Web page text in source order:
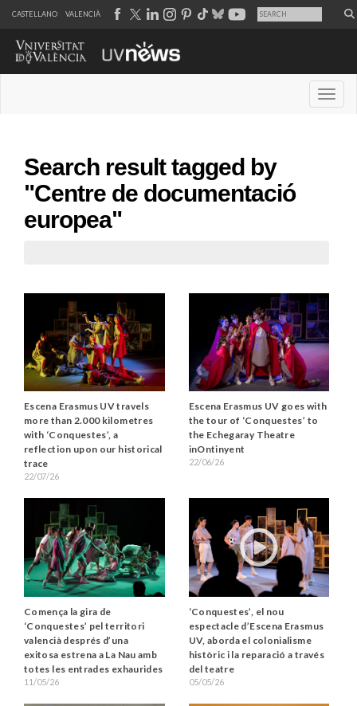
CASTELLANO VALENCIÀ
Search result tagged by
"Centre de documentació
europea"
Escena Erasmus UV travels
more than 2.000 kilometres
with ‘Conquestes’, a
reflection upon our historical
trace
22/07/26
Escena Erasmus UV goes with
the tour of ‘Conquestes’ to
the Echegaray Theatre
inOntinyent
22/06/26
Comença la gira de
‘Conquestes’ pel territori
valencià després d’una
exitosa estrena a La Nau amb
totes les entrades exhaurides
11/05/26
‘Conquestes’, el nou
espectacle d’Escena Erasmus
UV, aborda el colonialisme
històric i la reparació a través
del teatre
05/05/26